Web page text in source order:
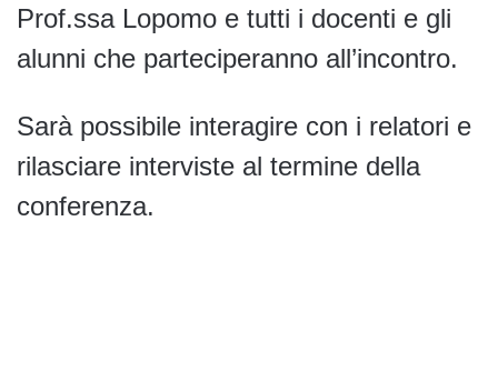
Prof.ssa Lopomo e tutti i docenti e gli
alunni che parteciperanno all’incontro.
Sarà possibile interagire con i relatori e
rilasciare interviste al termine della
conferenza.